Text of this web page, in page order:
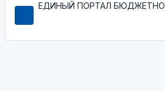
ЕДИНЫЙ ПОРТАЛ